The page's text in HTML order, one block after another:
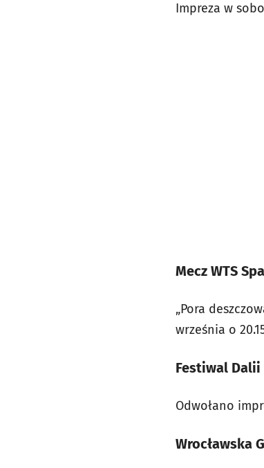
Impreza w
Mecz WTS
„Pora
września o
Festiwal Dalii
Odwołano
Wrocławska